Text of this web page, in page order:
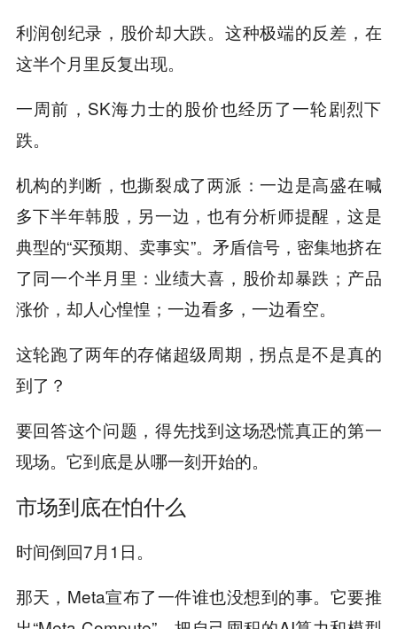
利润创纪录，股价却大跌。这种极端的反差，在
这半个月里反复出现。
一周前，SK海力士的股价也经历了一轮剧烈下
跌。
机构的判断，也撕裂成了两派：一边是高盛在喊
多下半年韩股，另一边，也有分析师提醒，这是
典型的“买预期、卖事实”。矛盾信号，密集地挤在
了同一个半月里：业绩大喜，股价却暴跌；产品
涨价，却人心惶惶；一边看多，一边看空。
这轮跑了两年的存储超级周期，拐点是不是真的
到了？
要回答这个问题，得先找到这场恐慌真正的第一
现场。它到底是从哪一刻开始的。
市场到底在怕什么
时间倒回7月1日。
那天，Meta宣布了一件谁也没想到的事。它要推